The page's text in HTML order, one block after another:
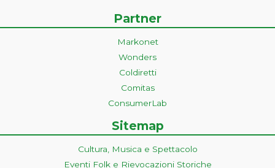
Partner
Markonet
Wonders
Coldiretti
Comitas
ConsumerLab
Sitemap
Cultura, Musica e Spettacolo
Eventi Folk e Rievocazioni Storiche